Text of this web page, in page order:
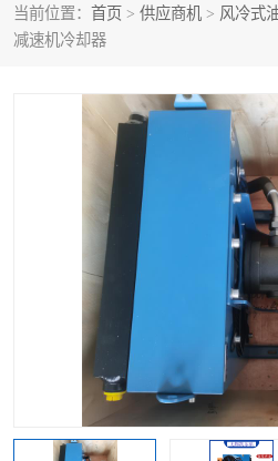
当前位置： 首页 > 供应商机 > 风冷式
减速机冷却器
柱塞泵
高压球阀